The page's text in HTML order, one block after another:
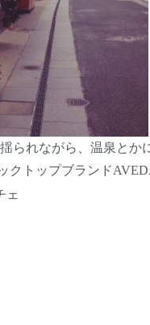
揺られながら、温泉と
トップブランド
ェ